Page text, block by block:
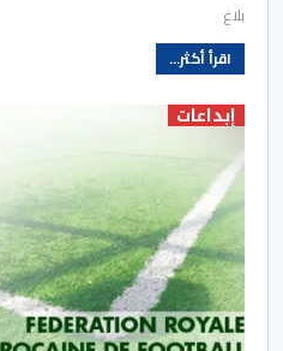
بلاغ
اقرأ أكثر...
إبداعات